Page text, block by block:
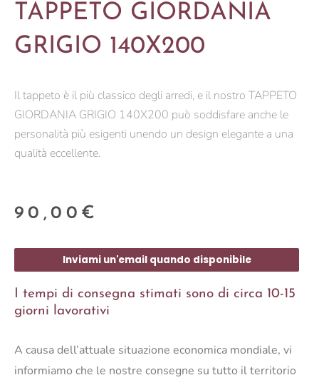
TAPPETO GIORDANIA
GRIGIO 140X200
Il tappeto è il più classico degli arredi, e il nostro TAPPETO
GIORDANIA GRIGIO 140X200 può soddisfare anche le
personalità più esigenti unendo un design elegante a una
qualità eccellente.
90,00 €
Inviami un'email quando disponibile
I tempi di consegna stimati sono di circa 10-15
giorni lavorativi
A causa dell’attuale situazione economica mondiale, vi
informiamo che le nostre consegne su tutto il territorio